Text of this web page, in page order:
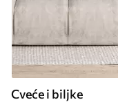
Cveće i biljke